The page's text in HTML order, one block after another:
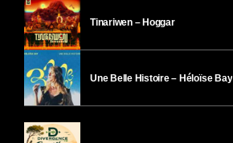
Tinariwen – Hoggar
Une Belle Histoire – Héloïse Bay